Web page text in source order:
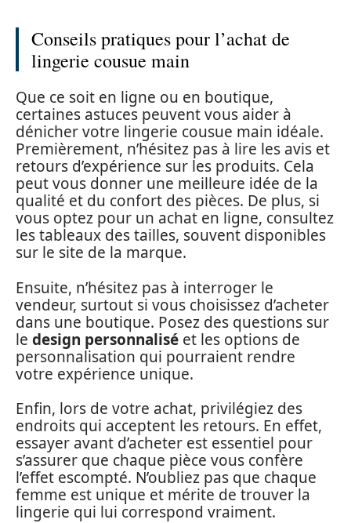
Conseils pratiques pour l’achat de
lingerie cousue main
Que ce soit en ligne ou en boutique,
certaines astuces peuvent vous aider à
dénicher votre lingerie cousue main idéale.
Premièrement, n’hésitez pas à lire les avis et
retours d’expérience sur les produits. Cela
peut vous donner une meilleure idée de la
qualité et du confort des pièces. De plus, si
vous optez pour un achat en ligne, consultez
les tableaux des tailles, souvent disponibles
sur le site de la marque.
Ensuite, n’hésitez pas à interroger le
vendeur, surtout si vous choisissez d’acheter
dans une boutique. Posez des questions sur
le design personnalisé et les options de
personnalisation qui pourraient rendre
votre expérience unique.
Enfin, lors de votre achat, privilégiez des
endroits qui acceptent les retours. En effet,
essayer avant d’acheter est essentiel pour
s’assurer que chaque pièce vous confère
l’effet escompté. N’oubliez pas que chaque
femme est unique et mérite de trouver la
lingerie qui lui correspond vraiment.